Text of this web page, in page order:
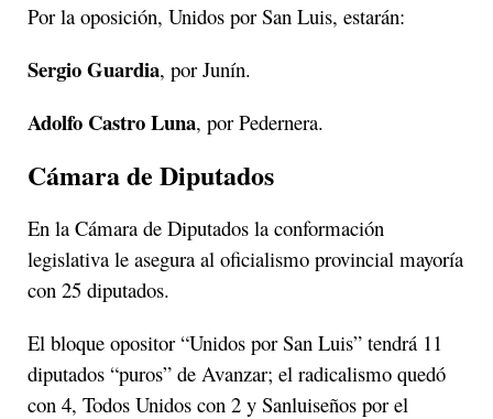
Por la oposición, Unidos por San Luis, estarán:
Sergio Guardia, por Junín.
Adolfo Castro Luna, por Pedernera.
Cámara de Diputados
En la Cámara de Diputados la conformación
legislativa le asegura al oficialismo provincial mayoría
con 25 diputados.
El bloque opositor “Unidos por San Luis” tendrá 11
diputados “puros” de Avanzar; el radicalismo quedó
con 4, Todos Unidos con 2 y Sanluiseños por el